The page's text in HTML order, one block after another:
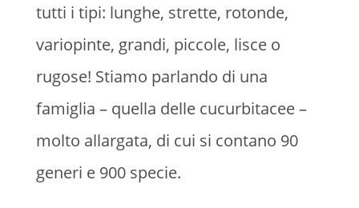
tutti i tipi: lunghe, strette, rotonde,
variopinte, grandi, piccole, lisce o
rugose! Stiamo parlando di una
famiglia – quella delle cucurbitacee –
molto allargata, di cui si contano 90
generi e 900 specie.